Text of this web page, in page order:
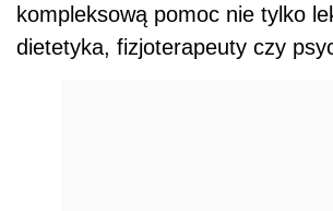
kompleksową pomoc nie tylko
dietetyka, fizjoterapeuty czy